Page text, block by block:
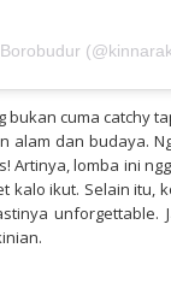
bukan cuma catchy
dan budaya.
Artinya, lomba ini
kalo ikut. Selain itu,